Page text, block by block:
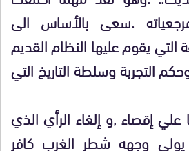
.سعى بالأساس الى
التي يقوم عليها النظام القديم
التجربة وسلطة التاريخ التي
إقصاء ,و إلغاء الرأي الذي
وجهه شطر الغرب كافر